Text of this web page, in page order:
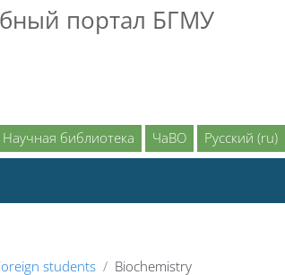
портал БГМУ
Научная библиотека ЧаВО Русский ‎(ru)‎
students Biochemistry